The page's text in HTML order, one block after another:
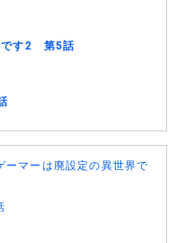
です2 第5話
ーマーは廃設定の異世界で